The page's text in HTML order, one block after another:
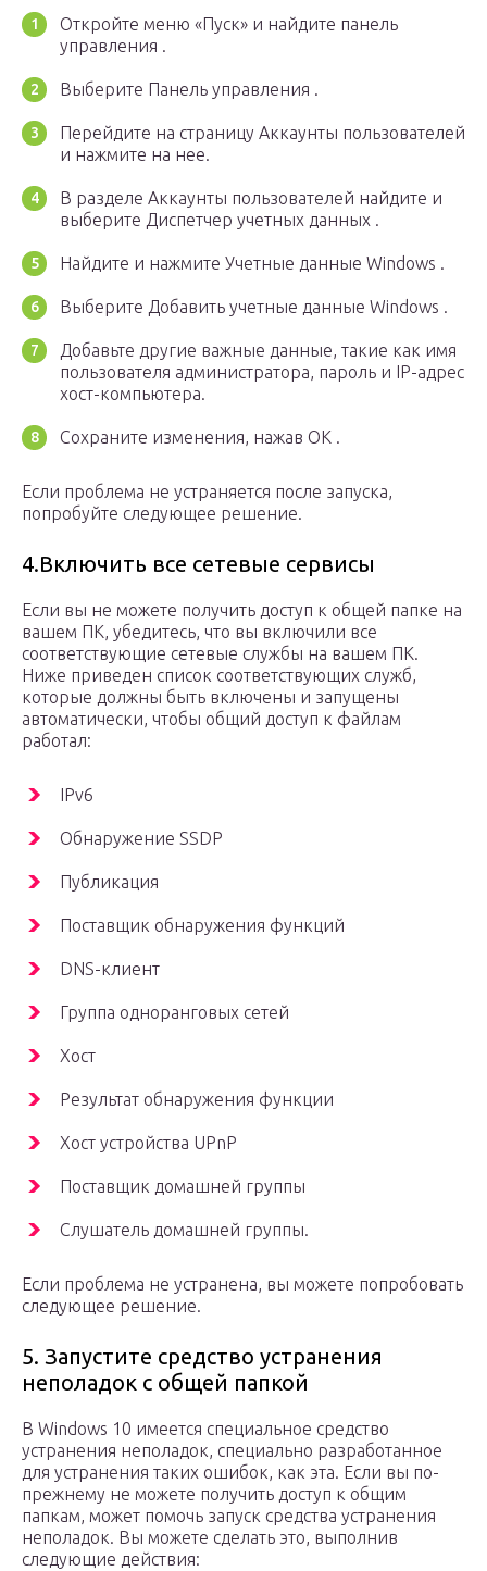
Откройте меню «Пуск» и найдите панель
управления .
Выберите Панель управления .
Перейдите на страницу Аккаунты пользователей
и нажмите на нее.
В разделе Аккаунты пользователей найдите и
выберите Диспетчер учетных данных .
Найдите и нажмите Учетные данные Windows .
Выберите Добавить учетные данные Windows .
Добавьте другие важные данные, такие как имя
пользователя администратора, пароль и IP-адрес
хост-компьютера.
Сохраните изменения, нажав ОК .
Если проблема не устраняется после запуска,
попробуйте следующее решение.
4.Включить все сетевые сервисы
Если вы не можете получить доступ к общей папке на
вашем ПК, убедитесь, что вы включили все
соответствующие сетевые службы на вашем ПК.
Ниже приведен список соответствующих служб,
которые должны быть включены и запущены
автоматически, чтобы общий доступ к файлам
работал:
IPv6
Обнаружение SSDP
Публикация
Поставщик обнаружения функций
DNS-клиент
Группа одноранговых сетей
Хост
Результат обнаружения функции
Хост устройства UPnP
Поставщик домашней группы
Слушатель домашней группы.
Если проблема не устранена, вы можете попробовать
следующее решение.
5. Запустите средство устранения
неполадок с общей папкой
В Windows 10 имеется специальное средство
устранения неполадок, специально разработанное
для устранения таких ошибок, как эта. Если вы по-
прежнему не можете получить доступ к общим
папкам, может помочь запуск средства устранения
неполадок. Вы можете сделать это, выполнив
следующие действия: